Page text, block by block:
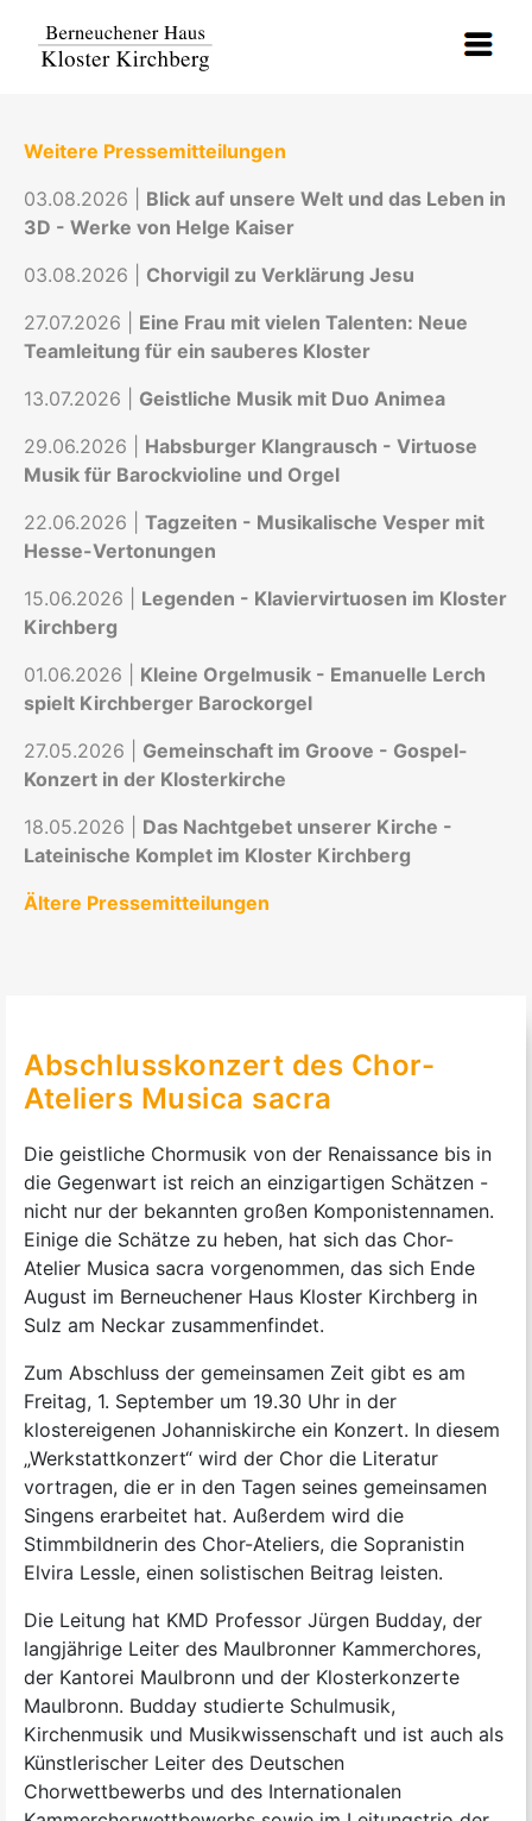
Weitere Pressemitteilungen
03.08.2026 | Blick auf unsere Welt und das Leben in
3D - Werke von Helge Kaiser
03.08.2026 | Chorvigil zu Verklärung Jesu
27.07.2026 | Eine Frau mit vielen Talenten: Neue
Teamleitung für ein sauberes Kloster
13.07.2026 | Geistliche Musik mit Duo Animea
29.06.2026 | Habsburger Klangrausch - Virtuose
Musik für Barockvioline und Orgel
22.06.2026 | Tagzeiten - Musikalische Vesper mit
Hesse-Vertonungen
15.06.2026 | Legenden - Klaviervirtuosen im Kloster
Kirchberg
01.06.2026 | Kleine Orgelmusik - Emanuelle Lerch
spielt Kirchberger Barockorgel
27.05.2026 | Gemeinschaft im Groove - Gospel-
Konzert in der Klosterkirche
18.05.2026 | Das Nachtgebet unserer Kirche -
Lateinische Komplet im Kloster Kirchberg
Ältere Pressemitteilungen
Abschlusskonzert des Chor-
Ateliers Musica sacra
Die geistliche Chormusik von der Renaissance bis in
die Gegenwart ist reich an einzigartigen Schätzen -
nicht nur der bekannten großen Komponistennamen.
Einige die Schätze zu heben, hat sich das Chor-
Atelier Musica sacra vorgenommen, das sich Ende
August im Berneuchener Haus Kloster Kirchberg in
Sulz am Neckar zusammenfindet.
Zum Abschluss der gemeinsamen Zeit gibt es am
Freitag, 1. September um 19.30 Uhr in der
klostereigenen Johanniskirche ein Konzert. In diesem
„Werkstattkonzert“ wird der Chor die Literatur
vortragen, die er in den Tagen seines gemeinsamen
Singens erarbeitet hat. Außerdem wird die
Stimmbildnerin des Chor-Ateliers, die Sopranistin
Elvira Lessle, einen solistischen Beitrag leisten.
Die Leitung hat KMD Professor Jürgen Budday, der
langjährige Leiter des Maulbronner Kammerchores,
der Kantorei Maulbronn und der Klosterkonzerte
Maulbronn. Budday studierte Schulmusik,
Kirchenmusik und Musikwissenschaft und ist auch als
Künstlerischer Leiter des Deutschen
Chorwettbewerbs und des Internationalen